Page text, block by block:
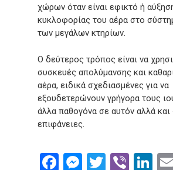
χώρων όταν είναι εφικτό ή
κυκλοφορίας του αέρα στο
των μεγάλων κτηρίων.
Ο δεύτερος τρόπος είναι να
συσκευές απολύμανσης και
αέρα, ειδικά σχεδιασμένες για να
εξουδετερώνουν γρήγορα τους
άλλα παθογόνα σε αυτόν αλλά και
επιφάνειες.
Facebook
Messenger
Twitter
Viber